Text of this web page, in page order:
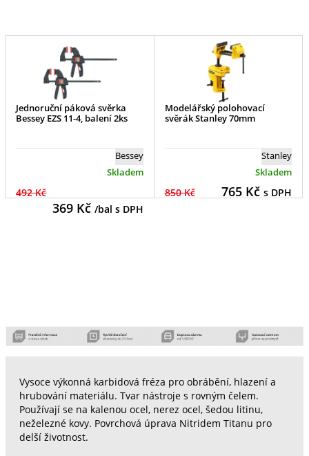
Jednoruční páková svěrka
Bessey EZS 11-4, balení 2ks
Bessey
Skladem
492 Kč
369Kč /bal s DPH
Modelářský polohovací
svěrák Stanley 70mm
Stanley
Skladem
850 Kč 765Kč s DPH
Vysoce výkonná karbidová fréza pro obrábění, hlazení a
hrubování materiálu. Tvar nástroje s rovným čelem.
Používají se na kalenou ocel, nerez ocel, šedou litinu,
neželezné kovy. Povrchová úprava Nitridem Titanu pro
delší životnost.